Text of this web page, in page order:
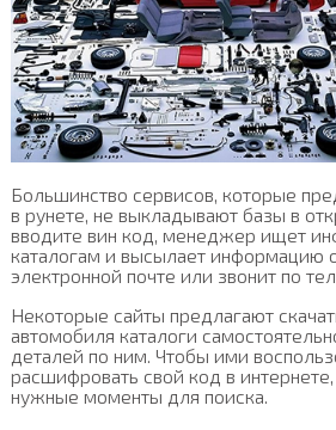
Большинство сервисов, которые
в рунете, не выкладывают базы в
вводите вин код, менеджер ищет
каталогам и высылает информацию
электронной почте или звонит по
Некоторые сайты предлагают
автомобиля каталоги
деталей по ним. Чтобы ими
расшифровать свой код в
нужные моменты для поиска.